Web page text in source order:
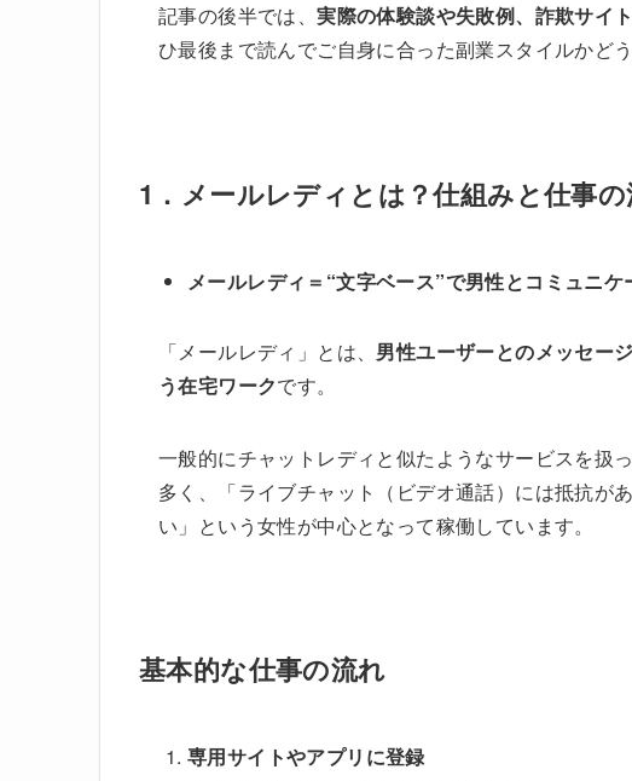
記事の後半では、実際の体験談や失敗例、詐欺サイ
ひ最後まで読んでご自身に合った副業スタイルかど
1．メールレディとは？仕組みと仕事
メールレディ＝“文字ベース”で男性とコミュニケ
「メールレディ」とは、 男性ユーザーとのメッセー
う在宅ワークです。
一般的にチャットレディと似たようなサービスを扱
多く、「ライブチャット（ビデオ通話）には抵抗が
い」という女性が中心となって稼働しています。
基本的な仕事の流れ
専用サイトやアプリに登録